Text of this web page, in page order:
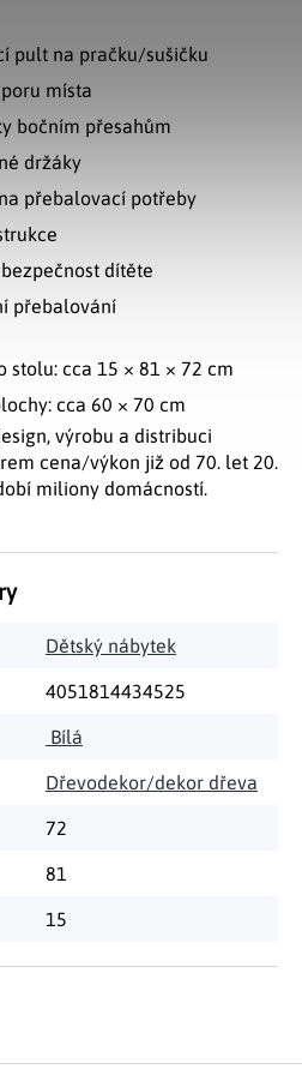
pult na pračku/sušičku
místa
bočním přesahům
držáky
přebalovací potřeby
dítěte
přebalování
cca 15 × 81 × 72 cm
cca 60 × 70 cm
výrobu a distribuci
cena/výkon již od 70. let 20.
miliony domácností.
Dětský nábytek
4051814434525
Bílá
Dřevodekor/dekor dřeva
72
81
15